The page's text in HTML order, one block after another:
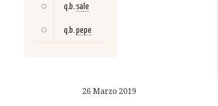
q.b. sale
q.b. pepe
26 Marzo 2019